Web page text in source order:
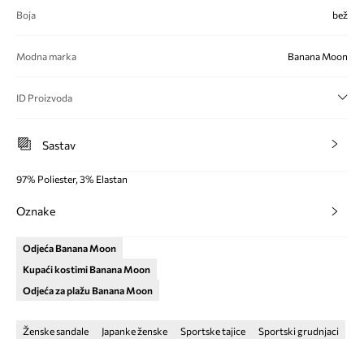
Boja bež
Modna marka Banana Moon
ID Proizvoda
Sastav
97% Poliester, 3% Elastan
Oznake
Odjeća Banana Moon
Kupaći kostimi Banana Moon
Odjeća za plažu Banana Moon
Ženske sandale Japanke ženske Sportske tajice Sportski grudnjaci